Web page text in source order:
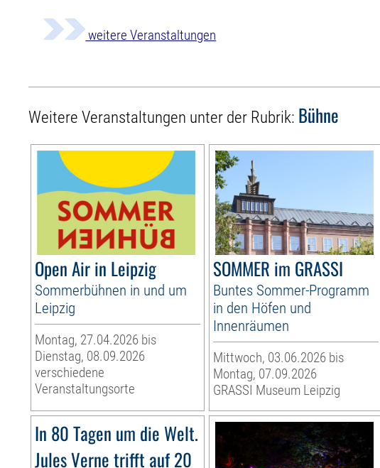
weitere Veranstaltungen
Weitere Veranstaltungen unter der Rubrik: Bühne
Open Air in Leipzig
Sommerbühnen in und um
Leipzig
Montag, 27.04.2026 bis
Dienstag, 08.09.2026
verschiedene
Veranstaltungsorte
SOMMER im GRASSI
Buntes Sommer-Programm
in den Höfen und
Innenräumen
Mittwoch, 03.06.2026 bis
Montag, 07.09.2026
GRASSI Museum Leipzig
In 80 Tagen um die Welt.
Jules Verne trifft auf 20